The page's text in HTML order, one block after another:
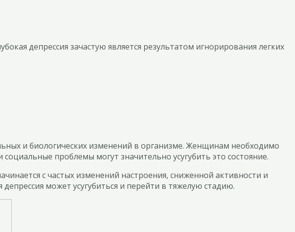
депрессия зачастую является результатом игнорирования легких
и биологических изменений в организме. Женщинам необходимо
проблемы могут значительно усугубить это состояние.
с частых изменений настроения, сниженной активности и
может усугубиться и перейти в тяжелую стадию.